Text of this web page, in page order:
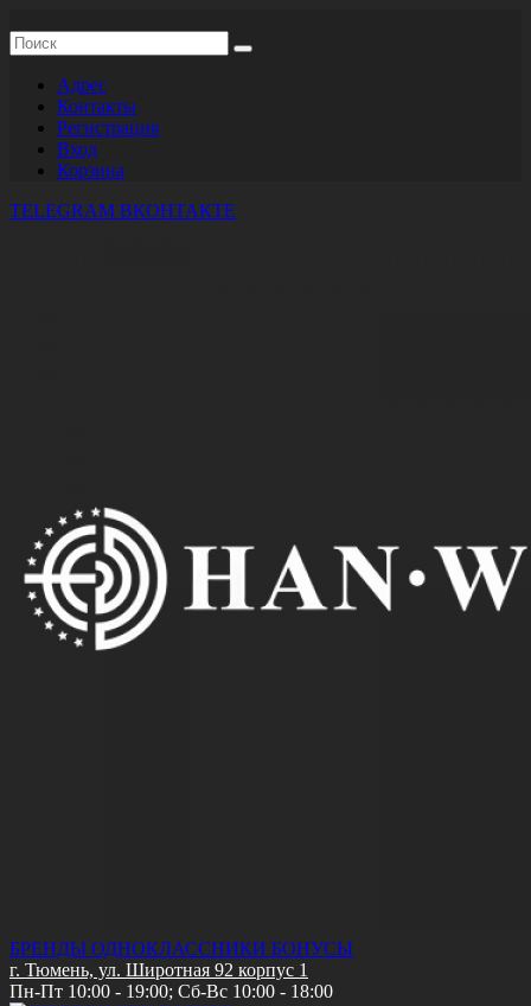
Адрес
Контакты
Регистрация
Вход
Корзина
TELEGRAM ВКОНТАКТЕ
БРЕНДЫ ОДНОКЛАССНИКИ БОНУСЫ
г. Тюмень, ул. Широтная 92 корпус 1
Пн-Пт 10:00 - 19:00; Сб-Вс 10:00 - 18:00